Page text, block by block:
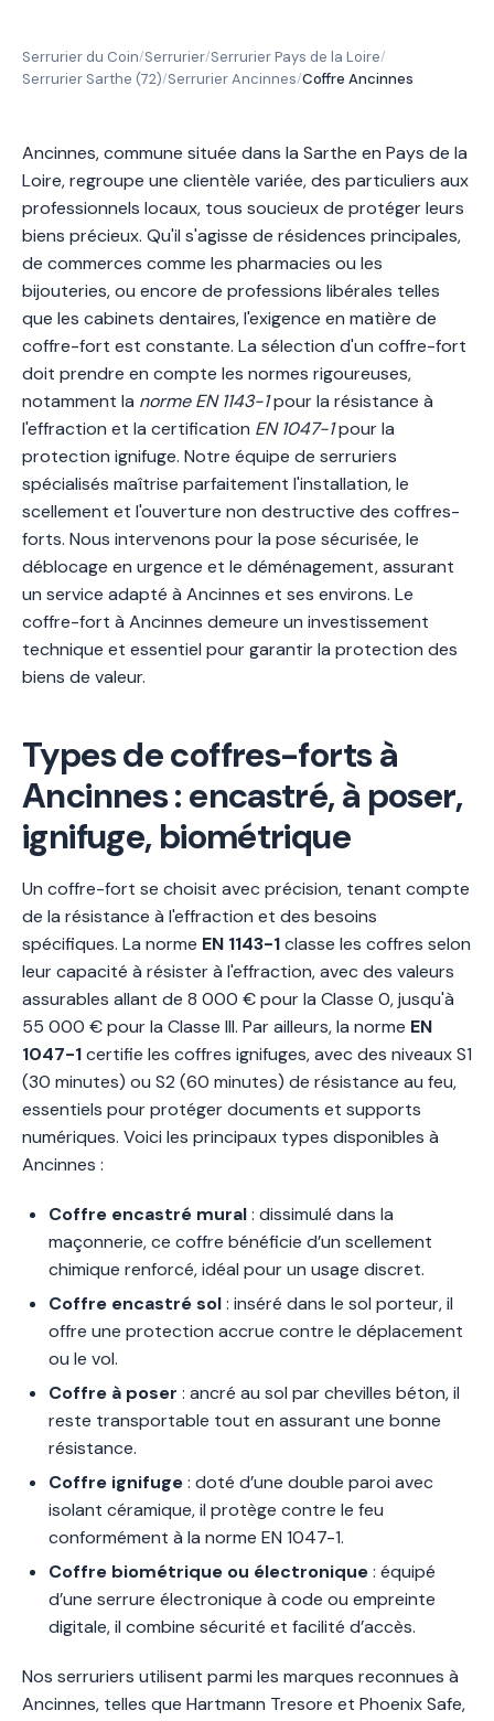
Serrurier du Coin/Serrurier/Serrurier Pays de la Loire/
Serrurier Sarthe (72)/Serrurier Ancinnes/Coffre Ancinnes
Ancinnes, commune située dans la Sarthe en Pays de la
Loire, regroupe une clientèle variée, des particuliers aux
professionnels locaux, tous soucieux de protéger leurs
biens précieux. Qu'il s'agisse de résidences principales,
de commerces comme les pharmacies ou les
bijouteries, ou encore de professions libérales telles
que les cabinets dentaires, l'exigence en matière de
coffre-fort est constante. La sélection d'un coffre-fort
doit prendre en compte les normes rigoureuses,
notamment la norme EN 1143-1pour la résistance à
l'effraction et la certification EN 1047-1pour la
protection ignifuge. Notre équipe de serruriers
spécialisés maîtrise parfaitement l'installation, le
scellement et l'ouverture non destructive des coffres-
forts. Nous intervenons pour la pose sécurisée, le
déblocage en urgence et le déménagement, assurant
un service adapté à Ancinnes et ses environs. Le
coffre-fort à Ancinnes demeure un investissement
technique et essentiel pour garantir la protection des
biens de valeur.
Types de coffres-forts à
Ancinnes : encastré, à poser,
ignifuge, biométrique
Un coffre-fort se choisit avec précision, tenant compte
de la résistance à l'effraction et des besoins
spécifiques. La norme EN 1143-1classe les coffres selon
leur capacité à résister à l'effraction, avec des valeurs
assurables allant de 8 000 € pour la Classe 0, jusqu'à
55 000 € pour la Classe III. Par ailleurs, la norme EN
1047-1certifie les coffres ignifuges, avec des niveaux S1
(30 minutes) ou S2 (60 minutes) de résistance au feu,
essentiels pour protéger documents et supports
numériques. Voici les principaux types disponibles à
Ancinnes :
Coffre encastré mural: dissimulé dans la
maçonnerie, ce coffre bénéficie d’un scellement
chimique renforcé, idéal pour un usage discret.
Coffre encastré sol: inséré dans le sol porteur, il
offre une protection accrue contre le déplacement
ou le vol.
Coffre à poser : ancré au sol par chevilles béton, il
reste transportable tout en assurant une bonne
résistance.
Coffre ignifuge: doté d’une double paroi avec
isolant céramique, il protège contre le feu
conformément à la norme EN 1047-1.
Coffre biométrique ou électronique: équipé
d’une serrure électronique à code ou empreinte
digitale, il combine sécurité et facilité d’accès.
Nos serruriers utilisent parmi les marques reconnues à
Ancinnes, telles que Hartmann Tresore et Phoenix Safe,